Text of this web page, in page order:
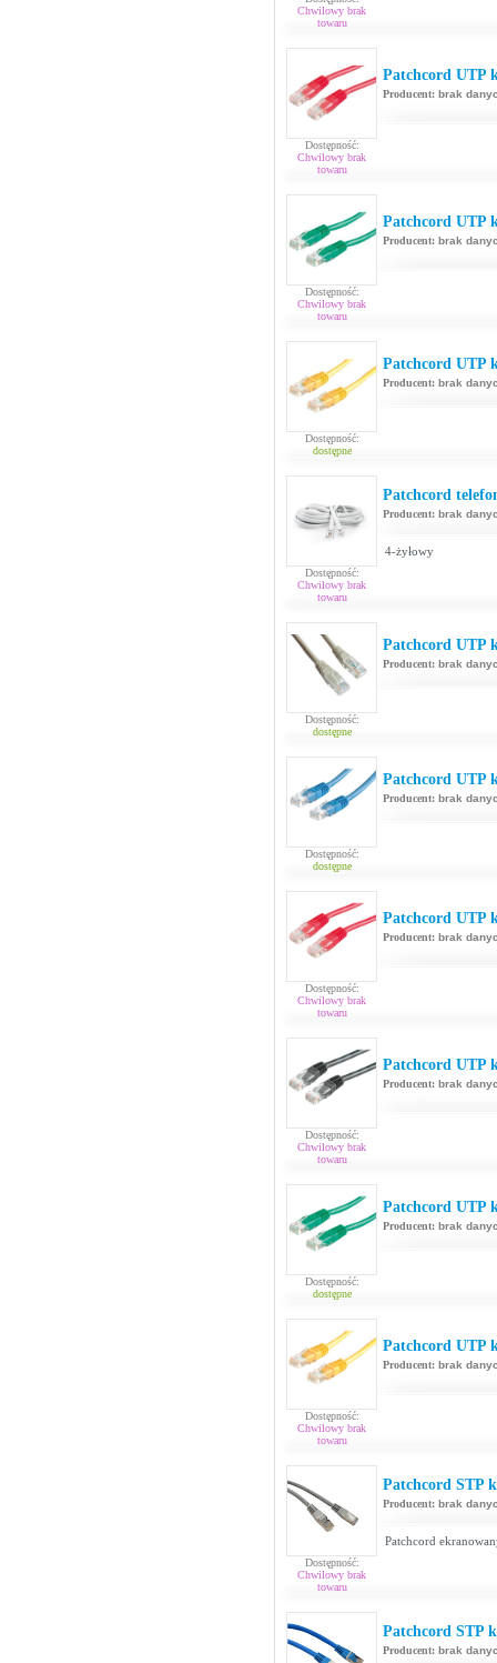
Chwilowy brak
towaru
Dostępność:
Chwilowy brak
towaru
Patchcord UTP
Producent: brak
Dostępność:
Chwilowy brak
towaru
Patchcord UTP
Producent: brak
Dostępność:
dostępne
Patchcord UTP
Producent: brak
Dostępność:
Chwilowy brak
towaru
Patchcord
Producent: brak
4-żyłowy
Dostępność:
dostępne
Patchcord UTP
Producent: brak
Dostępność:
dostępne
Patchcord UTP
Producent: brak
Dostępność:
Chwilowy brak
towaru
Patchcord UTP
Producent: brak
Dostępność:
Chwilowy brak
towaru
Patchcord UTP
Producent: brak
Dostępność:
dostępne
Patchcord UTP
Producent: brak
Dostępność:
Chwilowy brak
towaru
Patchcord UTP
Producent: brak
Dostępność:
Chwilowy brak
towaru
Patchcord STP
Producent: brak
Patchcord
Patchcord STP
Producent: brak